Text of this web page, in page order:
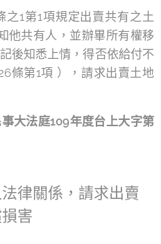
1第1項規定出賣共有之土
他共有人，並辦畢所有權移
後知悉上情，得否依給付不
條第1項 ），請求出賣土地
大法庭109年度台上大字第
律關係，請求出賣
害